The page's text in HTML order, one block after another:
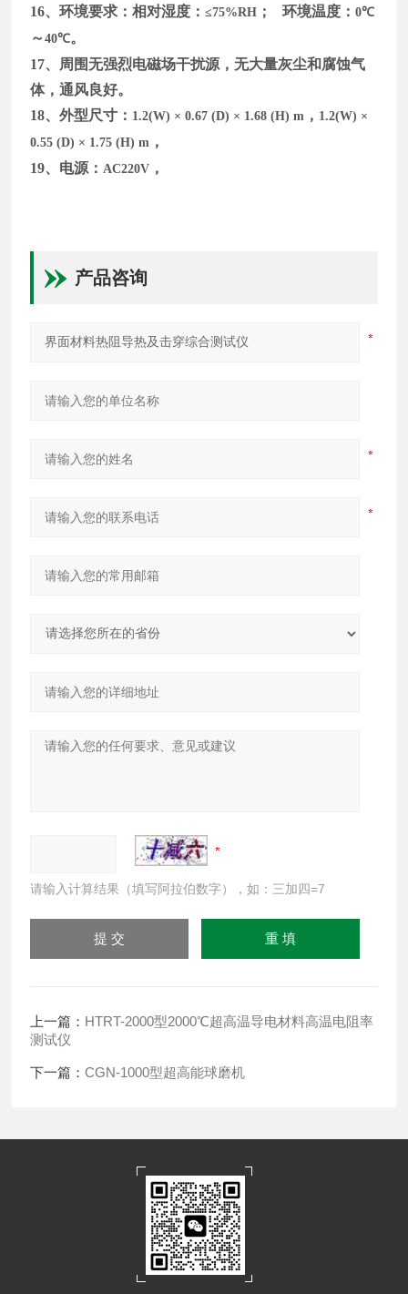
16、环境要求：相对湿度：≤75%RH ； 环境温度：0℃
～40℃。
17、周围无强烈电磁场干扰源，无大量灰尘和腐蚀气
体，通风良好。
18、外型尺寸： 1.2(W) × 0.67 (D) × 1.68 (H) m ， 1.2(W) ×
0.55 (D) × 1.75 (H) m ，
19、电源： AC220V ，
产品咨询
请输入计算结果（填写阿拉伯数字），如：三加四=7
上一篇： HTRT-2000型2000℃超高温导电材料高温电阻率
测试仪
下一篇：CGN-1000型超高能球磨机